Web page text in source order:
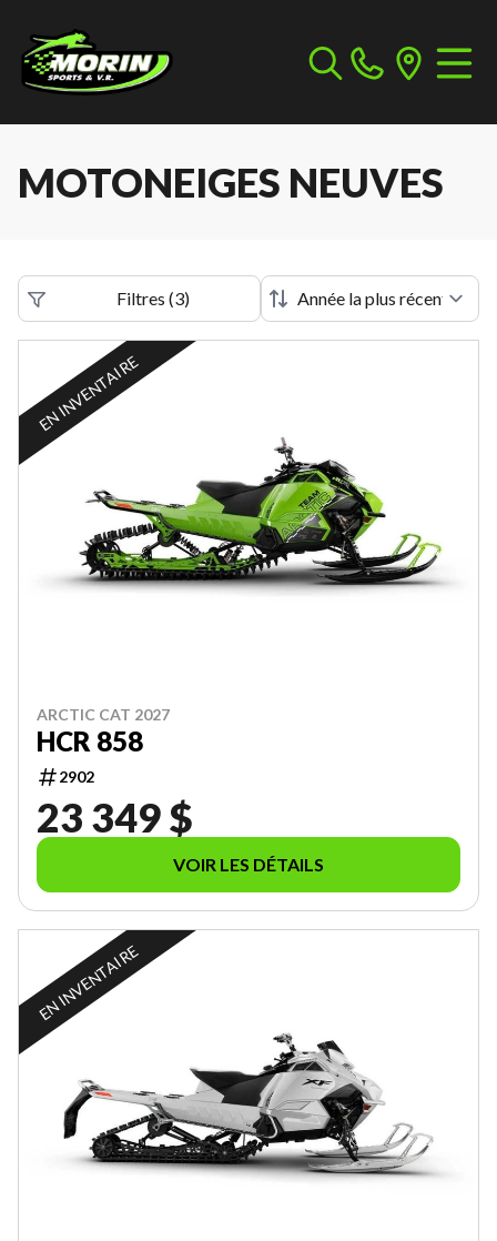
MOTONEIGES NEUVES
Filtres (3)
EN INVENTAIRE
ARCTIC CAT 2027
HCR 858
2902
23 349 $
VOIR LES DÉTAILS
EN INVENTAIRE